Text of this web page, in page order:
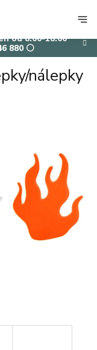
od 8:00-18:00
880 ⚪
KOŠÍK
nálepky